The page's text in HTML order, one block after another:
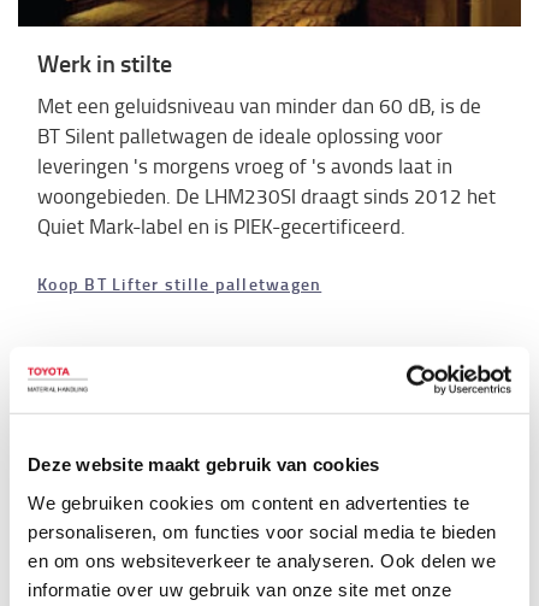
Deze website maakt gebruik van cookies
We gebruiken cookies om content en advertenties te
personaliseren, om functies voor social media te bieden
en om ons websiteverkeer te analyseren. Ook delen we
informatie over uw gebruik van onze site met onze
Werk in stilte
Met een geluidsniveau van minder dan 60 dB, is de
BT Silent palletwagen de ideale oplossing voor
leveringen 's morgens vroeg of 's avonds laat in
woongebieden. De LHM230SI draagt sinds 2012 het
Quiet Mark-label en is PIEK-gecertificeerd.
Koop BT Lifter stille palletwagen